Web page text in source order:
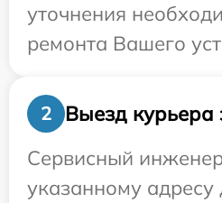
уточнения
ремонта Вашего
2
Выезд курьера
Сервисный
указанному адресу